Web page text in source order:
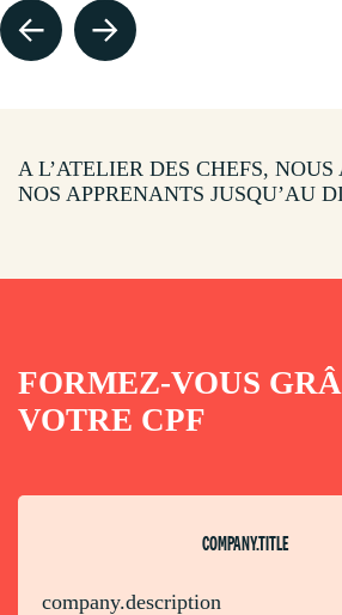
A L’ATELIER DES CHEFS,
NOS APPRENANTS JUSQU’AU
FORMEZ-VOUS
VOTRE CPF
COMPANY.TITLE
company.description